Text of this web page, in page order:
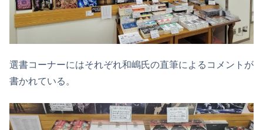
選書コーナーにはそれぞれ和嶋氏の直筆によるコメントが
書かれている。